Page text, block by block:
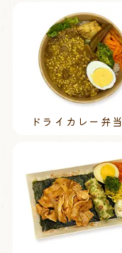
ドライカレー弁当